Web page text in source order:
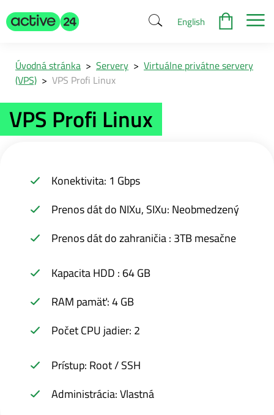
English
Úvodná stránka > Servery > Virtuálne privátne servery
(VPS) > VPS Profi Linux
VPS Profi Linux
Konektivita: 1 Gbps
Prenos dát do NIXu, SIXu: Neobmedzený
Prenos dát do zahraničia : 3TB mesačne
Kapacita HDD : 64 GB
RAM pamäť: 4 GB
Počet CPU jadier: 2
Prístup: Root / SSH
Administrácia: Vlastná